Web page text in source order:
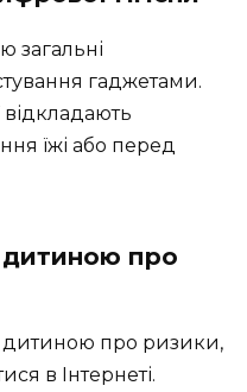
загальні
гаджетами.
відкладають
їжі або перед
дитиною про
дитиною про ризики,
в Інтернеті.